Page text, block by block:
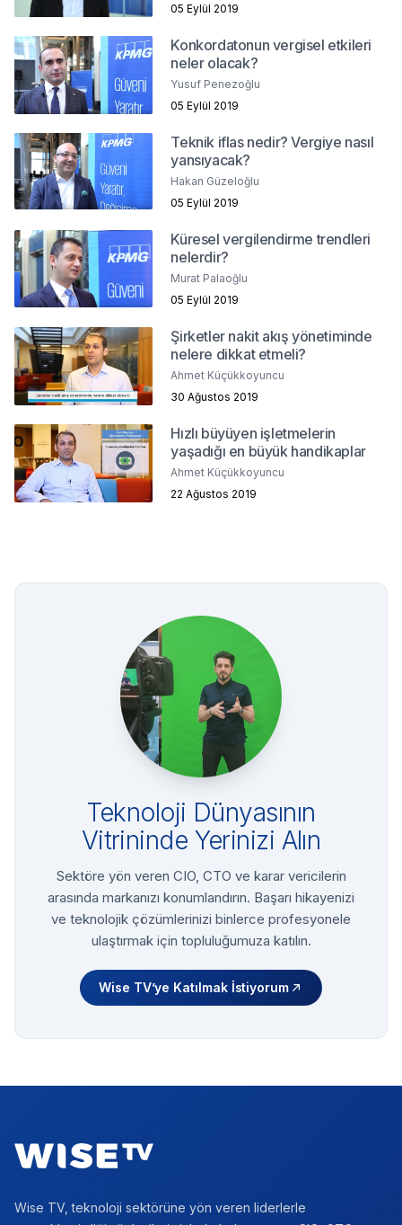
05 Eylül 2019
Konkordatonun vergisel etkileri
neler olacak?
Yusuf Penezoğlu
05 Eylül 2019
Teknik iflas nedir? Vergiye nasıl
yansıyacak?
Hakan Güzeloğlu
05 Eylül 2019
Küresel vergilendirme trendleri
nelerdir?
Murat Palaoğlu
05 Eylül 2019
Şirketler nakit akış yönetiminde
nelere dikkat etmeli?
Ahmet Küçükkoyuncu
30 Ağustos 2019
Hızlı büyüyen işletmelerin
yaşadığı en büyük handikaplar
Ahmet Küçükkoyuncu
22 Ağustos 2019
Teknoloji Dünyasının
Vitrininde Yerinizi Alın
Sektöre yön veren CIO, CTO ve karar vericilerin
arasında markanızı konumlandırın. Başarı hikayenizi
ve teknolojik çözümlerinizi binlerce profesyonele
ulaştırmak için topluluğumuza katılın.
Wise TV’ye Katılmak İstiyorum
Wise TV, teknoloji sektörüne yön veren liderlerle